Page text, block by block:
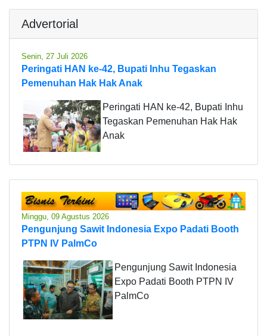
Advertorial
Senin, 27 Juli 2026
Peringati HAN ke-42, Bupati Inhu Tegaskan
Pemenuhan Hak Hak Anak
Peringati HAN ke-42, Bupati Inhu
Tegaskan Pemenuhan Hak Hak
Anak
Minggu, 09 Agustus 2026
Pengunjung Sawit Indonesia Expo Padati Booth
PTPN IV PalmCo
Pengunjung Sawit Indonesia
Expo Padati Booth PTPN IV
PalmCo